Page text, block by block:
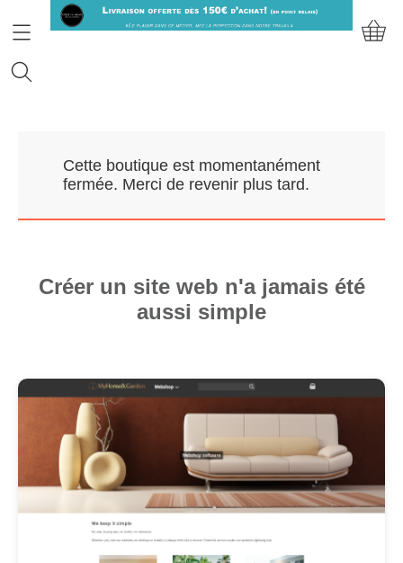
Prendre RDV
Nos Marques
Contact
E-Boutique
Les Promos!
Polishangel Belgium
Cette boutique est momentanément
fermée. Merci de revenir plus tard.
Créer un site web n'a jamais été
aussi simple